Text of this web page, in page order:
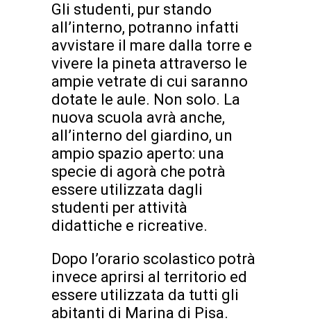
Gli studenti, pur stando
all’interno, potranno infatti
avvistare il mare dalla torre e
vivere la pineta attraverso le
ampie vetrate di cui saranno
dotate le aule. Non solo. La
nuova scuola avrà anche,
all’interno del giardino, un
ampio spazio aperto: una
specie di agorà che potrà
essere utilizzata dagli
studenti per attività
didattiche e ricreative.
Dopo l’orario scolastico potrà
invece aprirsi al territorio ed
essere utilizzata da tutti gli
abitanti di Marina di Pisa.